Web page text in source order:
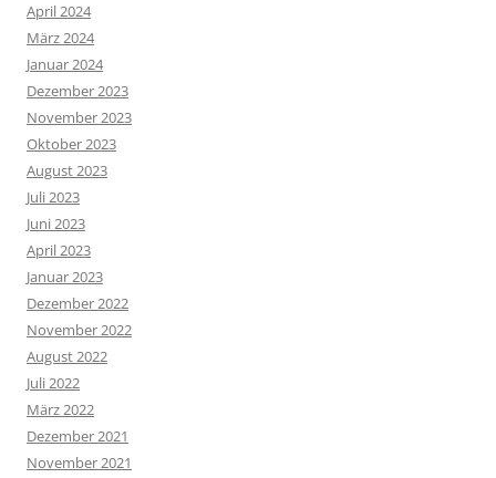
April 2024
März 2024
Januar 2024
Dezember 2023
November 2023
Oktober 2023
August 2023
Juli 2023
Juni 2023
April 2023
Januar 2023
Dezember 2022
November 2022
August 2022
Juli 2022
März 2022
Dezember 2021
November 2021